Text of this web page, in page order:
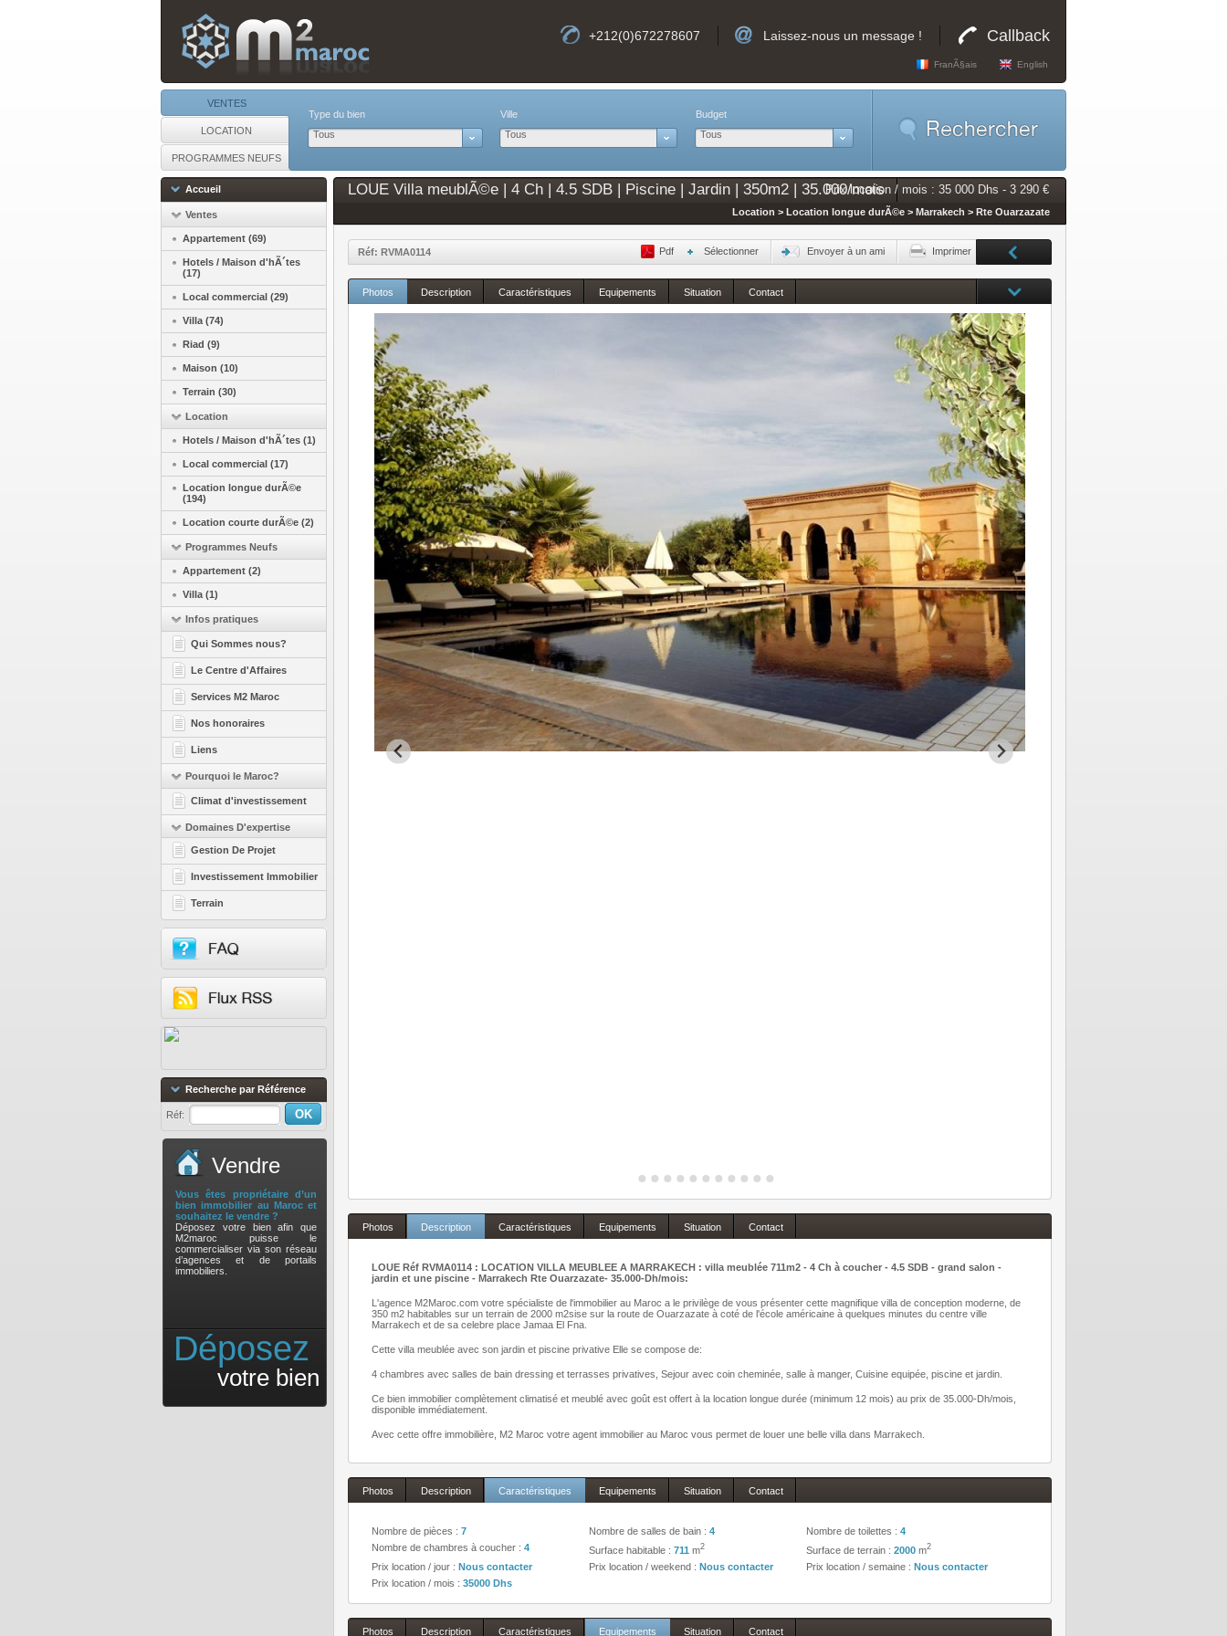
+212(0)672278607 Laissez-nous un message ! Callback
FranÃ§ais English
VENTES
LOCATION
PROGRAMMES NEUFS
Type du bien
Tous
Ville
Tous
Budget
Tous
Accueil
Ventes
Appartement (69)
Hotels / Maison d'hÃ´tes
(17)
Local commercial (29)
Villa (74)
Riad (9)
Maison (10)
Terrain (30)
Location
Hotels / Maison d'hÃ´tes (1)
Local commercial (17)
Location longue durÃ©e
(194)
Location courte durÃ©e (2)
Programmes Neufs
Appartement (2)
Villa (1)
Infos pratiques
Qui Sommes nous?
Le Centre d'Affaires
Services M2 Maroc
Nos honoraires
Liens
Pourquoi le Maroc?
Climat d'investissement
Domaines D'expertise
Gestion De Projet
Investissement Immobilier
Terrain
Recherche par Référence
Réf:
Vendre
Vous êtes propriétaire d’un
bien immobilier au Maroc et
souhaitez le vendre ?
Déposez votre bien afin que
M2maroc puisse le
commercialiser via son réseau
d’agences et de portails
immobiliers.
Déposez
votre bien
LOUE Villa meublÃ©e | 4 Ch | 4.5 SDB | Piscine | Jardin | 350m2 | 35.000/moisPrix location / mois : 35 000 Dhs - 3 290 €
Location > Location longue durÃ©e > Marrakech > Rte Ouarzazate
Réf: RVMA0114 Pdf Sélectionner Envoyer à un ami Imprimer
Photos Description Caractéristiques Equipements Situation Contact
Photos Description Caractéristiques Equipements Situation Contact
LOUE Réf RVMA0114 : LOCATION VILLA MEUBLEE A MARRAKECH : villa meublée 711m2 - 4 Ch à coucher - 4.5 SDB - grand salon -
jardin et une piscine - Marrakech Rte Ouarzazate- 35.000-Dh/mois:
L'agence M2Maroc.com votre spécialiste de l'immobilier au Maroc a le privilège de vous présenter cette magnifique villa de conception moderne, de
350 m2 habitables sur un terrain de 2000 m2sise sur la route de Ouarzazate à coté de l'école américaine à quelques minutes du centre ville
Marrakech et de sa celebre place Jamaa El Fna.
Cette villa meublée avec son jardin et piscine privative Elle se compose de:
4 chambres avec salles de bain dressing et terrasses privatives, Sejour avec coin cheminée, salle à manger, Cuisine equipée, piscine et jardin.
Ce bien immobilier complètement climatisé et meublé avec goût est offert à la location longue durée (minimum 12 mois) au prix de 35.000-Dh/mois,
disponible immédiatement.
Avec cette offre immobilière, M2 Maroc votre agent immobilier au Maroc vous permet de louer une belle villa dans Marrakech.
Photos Description Caractéristiques Equipements Situation Contact
Nombre de pièces : 7 Nombre de salles de bain : 4 Nombre de toilettes : 4
Nombre de chambres à coucher : 4 Surface habitable : 711 m2 Surface de terrain : 2000 m2
Prix location / jour : Nous contacter Prix location / weekend : Nous contacter Prix location / semaine : Nous contacter
Prix location / mois : 35000 Dhs
Photos Description Caractéristiques Equipements Situation Contact